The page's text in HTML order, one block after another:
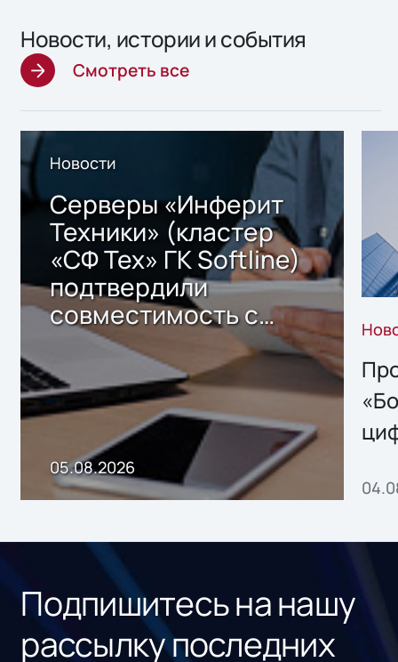
Новости, истории и события
Смотреть все
Новости
Серверы «Инферит
Техники» (кластер
«СФ Тех» ГК Softline)
подтвердили
совместимость с
решением Sharx
Storage 2.x для
хранения данных
05.08.2026
Подпишитесь на нашу
рассылку последних